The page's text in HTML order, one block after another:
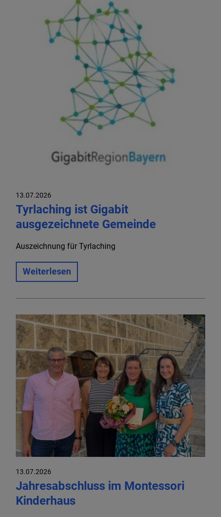
13.07.2026
Tyrlaching ist Gigabit
ausgezeichnete Gemeinde
Auszeichnung für Tyrlaching
Weiterlesen
13.07.2026
Jahresabschluss im Montessori
Kinderhaus